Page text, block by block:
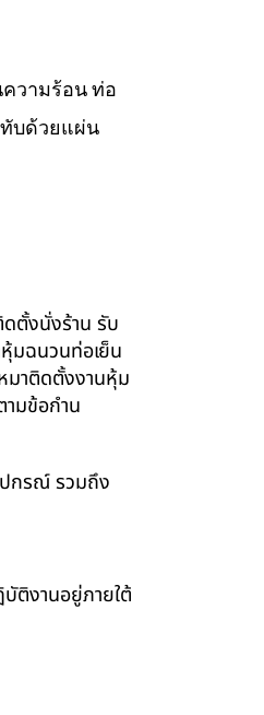
วามร้อน ท่อ
บด้วยแผ่น
ตั้งนั่งร้าน รับ
มฉนวนท่อเย็น
มาติดตั้งงานหุ้ม
มข้อกำน
ปกรณ์ รวมถึง
ติงานอยู่ภายใต้